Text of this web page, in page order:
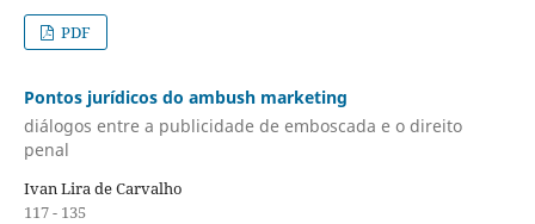
PDF
Pontos jurídicos do ambush marketing
diálogos entre a publicidade de emboscada e o direito
penal
Ivan Lira de Carvalho
117 - 135